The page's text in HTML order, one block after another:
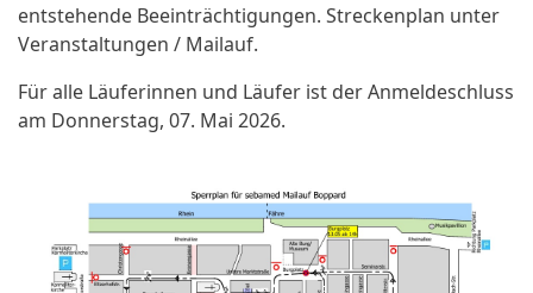
entstehende Beeinträchtigungen. Streckenplan unter
Veranstaltungen / Mailauf.
Für alle Läuferinnen und Läufer ist der Anmeldeschluss
am Donnerstag, 07. Mai 2026.